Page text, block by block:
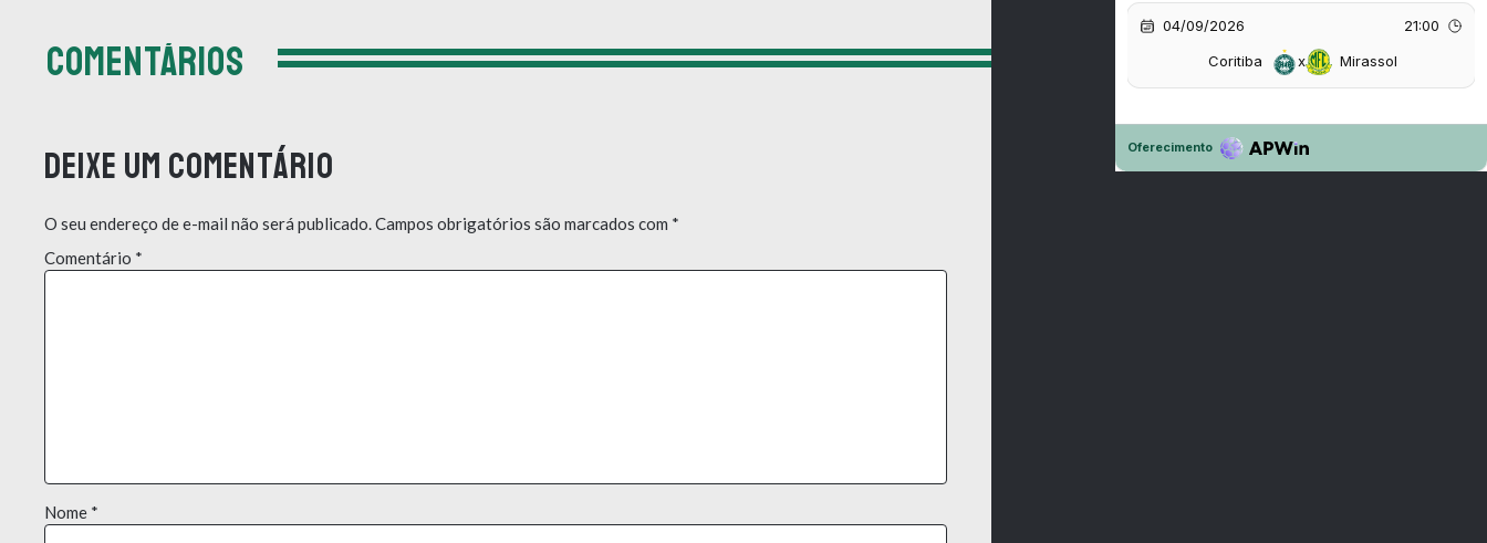
COMENTÁRIOS
Deixe um comentário
O seu endereço de e-mail não será publicado.Campos obrigatórios são marcados com *
Comentário *
Nome *